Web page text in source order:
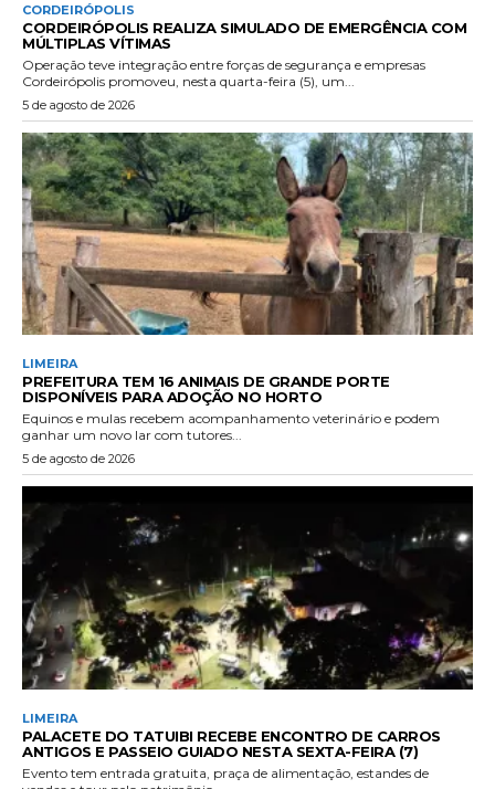
CORDEIRÓPOLIS
CORDEIRÓPOLIS REALIZA SIMULADO DE EMERGÊNCIA COM
MÚLTIPLAS VÍTIMAS
Operação teve integração entre forças de segurança e empresas
Cordeirópolis promoveu, nesta quarta-feira (5), um...
5 de agosto de 2026
LIMEIRA
PREFEITURA TEM 16 ANIMAIS DE GRANDE PORTE
DISPONÍVEIS PARA ADOÇÃO NO HORTO
Equinos e mulas recebem acompanhamento veterinário e podem
ganhar um novo lar com tutores...
5 de agosto de 2026
LIMEIRA
PALACETE DO TATUIBI RECEBE ENCONTRO DE CARROS
ANTIGOS E PASSEIO GUIADO NESTA SEXTA-FEIRA (7)
Evento tem entrada gratuita, praça de alimentação, estandes de